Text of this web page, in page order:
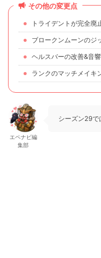
その他の変更点
トライデントが完全廃
ブロークンムーンのジ
ヘルスバーの改善&音
ランクのマッチメイキ
エペナビ編
集部
シーズン29で